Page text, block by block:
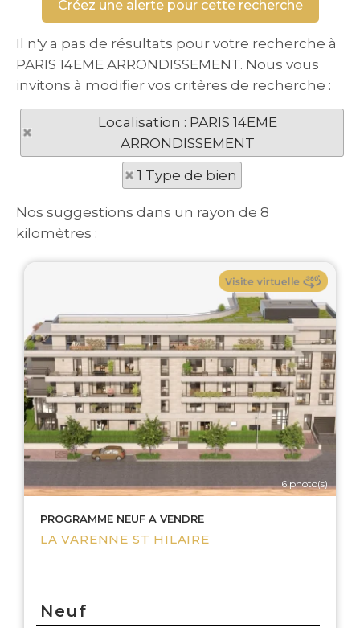
Il n'y a pas de résultats pour votre recherche à
PARIS 14EME ARRONDISSEMENT. Nous vous
invitons à modifier vos critères de recherche :
Localisation : PARIS 14EME
ARRONDISSEMENT
1 Type de bien
Nos suggestions dans un rayon de 8
kilomètres :
6 photo(s)
PROGRAMME NEUF A VENDRE
LA VARENNE ST HILAIRE
Neuf